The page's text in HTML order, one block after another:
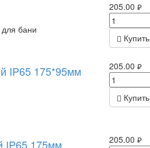
для бани
205.00 руб.
Купить
IP65 175*95мм 205.00 руб.
Купить
IP65 175мм 205.00 руб.